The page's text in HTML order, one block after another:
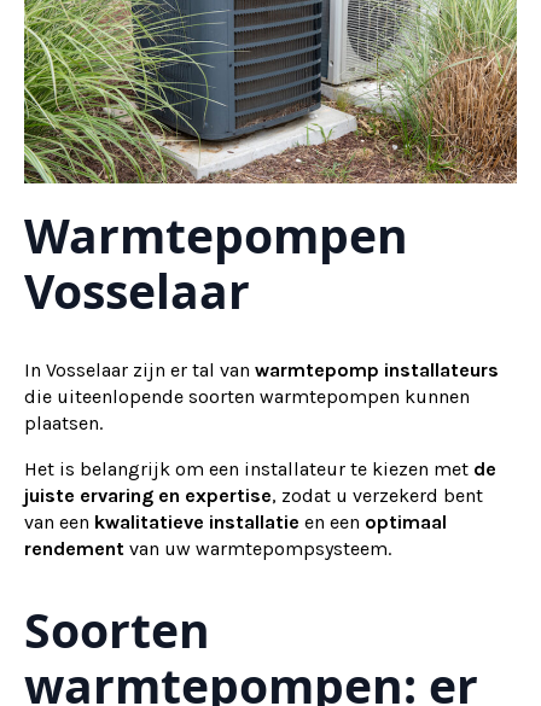
Warmtepompen
Vosselaar
In Vosselaar zijn er tal van warmtepomp installateurs
die uiteenlopende soorten warmtepompen kunnen
plaatsen.
Het is belangrijk om een installateur te kiezen met de
juiste ervaring en expertise, zodat u verzekerd bent
van een kwalitatieve installatie en een optimaal
rendement van uw warmtepompsysteem.
Soorten
warmtepompen: er